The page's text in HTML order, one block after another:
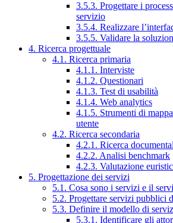
3.5.3. Progettare i
servizio
3.5.4. Realizzare
3.5.5. Validare la
4. Ricerca progettuale
4.1. Ricerca primaria
4.1.1. Interviste
4.1.2. Questionari
4.1.3. Test di usabilità
4.1.4. Web analytics
4.1.5. Strumenti di
utente
4.2. Ricerca secondaria
4.2.1. Ricerca
4.2.2. Analisi benchmark
4.2.3. Valutazione
5. Progettazione dei servizi
5.1. Cosa sono i servizi e il
5.2. Progettare servizi pubblici
5.3. Definire il modello di
5.3.1. Identificare gli